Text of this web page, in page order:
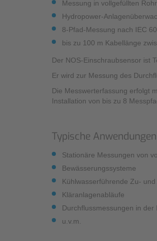
Messung in vollgefüllten
Hydropower-
8-Pfad-Messung nach IEC
bis zu 100 m Kabellänge
Der NOS-Einschraubsensor ist
Er wird zur Messung des
Die Messwerterfassung erfolgt
Installation von bis zu 8
Typische
Stationäre Messungen von
Bewässerungssysteme
Kühlwasserführende Zu-
Kläranlagenabläufe
Durchflussmessungen in
u.v.m.